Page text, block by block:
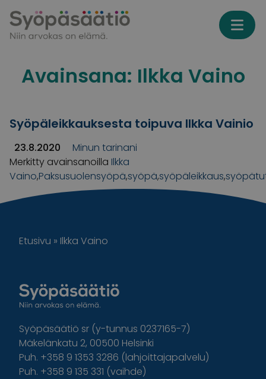
Avainsana: Ilkka Vaino
Syöpäleikkauksesta toipuva Ilkka Vainio
23.8.2020
Minun tarinani
Merkitty avainsanoilla Ilkka
Vaino,Paksusuolensyöpä,syöpä,syöpäleikkaus,
Etusivu » Ilkka Vaino
Syöpäsäätiö sr (y-tunnus 0237165-7)
Mäkelänkatu 2, 00500 Helsinki
Puh. +358 9 1353 3286 (lahjoittajapalvelu)
Puh. +358 9 135 331 (vaihde)